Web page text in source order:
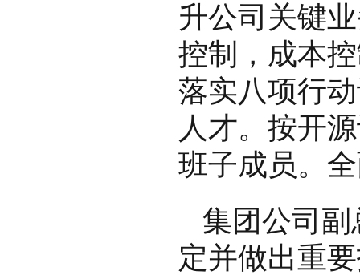
升公司关键
控制，成本
落实八项行
人才。按开
班子成员。
集团公司
定并做出重